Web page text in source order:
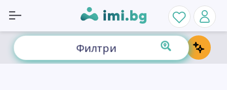
Филтри